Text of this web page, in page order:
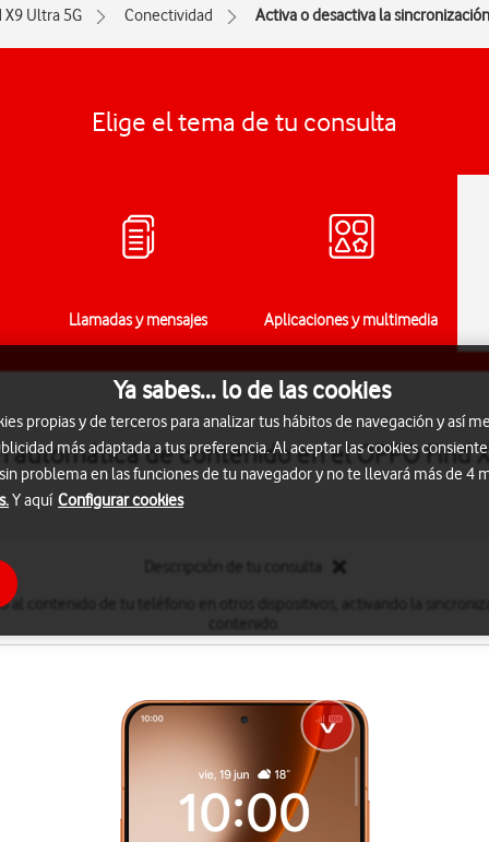
X9 Ultra 5G Conectividad Activa o desactiva la
Elige el tema de tu consulta
Llamadas y mensajes Aplicaciones y multimedia
de contenido en el OPPO Find
al contenido de tu teléfono en otros dispositivos, activando la
Ya sabes... lo de las cookies
propias y de terceros para analizar tus hábitos de navegación y así
más adaptada a tus preferencia. Al aceptar las cookies
problema en las funciones de tu navegador y no te llevará más de 4
Y aquí Configurar cookies